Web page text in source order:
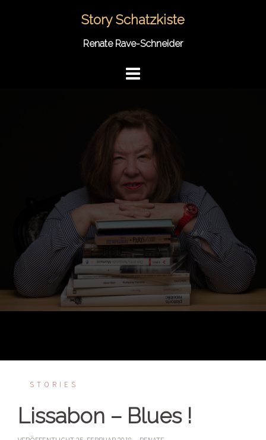
Story Schatzkiste
Renate Rave-Schneider
STORIES
Lissabon – Blues !